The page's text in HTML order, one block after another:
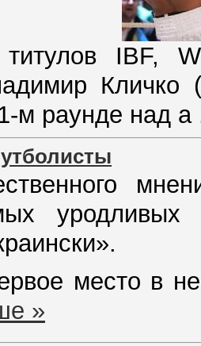
титулов IBF,
Кличко
м раунде над а
место в
»